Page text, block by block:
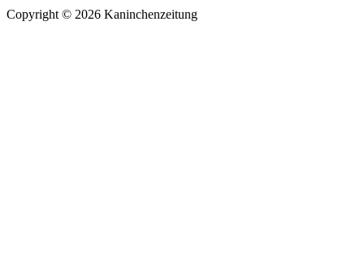
Copyright © 2026 Kaninchenzeitung